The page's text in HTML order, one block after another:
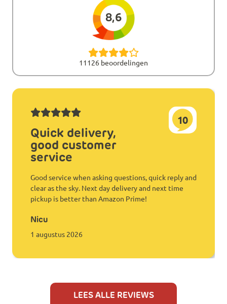
8,6
11126 beoordelingen
Quick delivery,
good customer
service
10
Good service when asking questions, quick reply and
clear as the sky. Next day delivery and next time
pickup is better than Amazon Prime!
Nicu
1 augustus 2026
LEES ALLE REVIEWS